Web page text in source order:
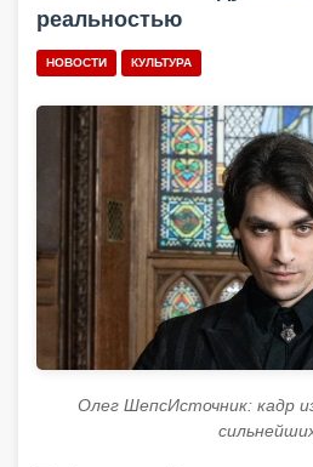
реальностью
НОВОСТИ КУЛЬТУРА
Олег ШепсИсточник: кадр